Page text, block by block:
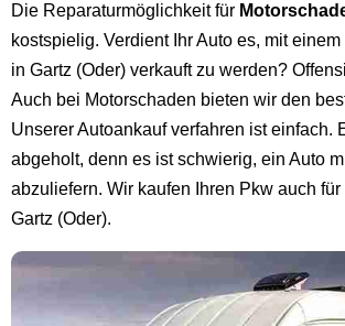
Die Reparaturmöglichkeit für
kostspielig. Verdient Ihr Auto es, mit
in Gartz (Oder) verkauft zu werden?
Auch bei Motorschaden bieten wir den
Unserer Autoankauf verfahren ist einfach.
abgeholt, denn es ist schwierig, ein Auto
abzuliefern. Wir kaufen Ihren Pkw auch
Gartz (Oder).